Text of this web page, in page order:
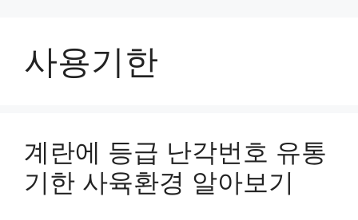
사용기한
계란에 등급 난각번호 유통
기한 사육환경 알아보기